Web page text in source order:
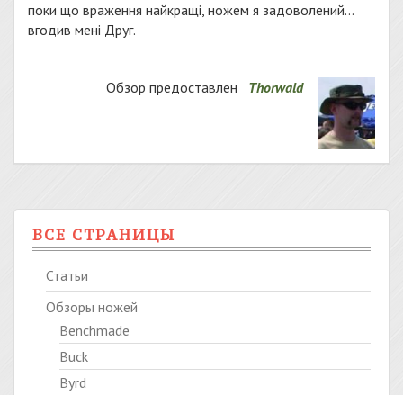
поки що враження найкращі, ножем я задоволений…
вгодив мені Друг.
Обзор предоставлен Thorwald
ВСЕ СТРАНИЦЫ
Статьи
Обзоры ножей
Benchmade
Buck
Byrd